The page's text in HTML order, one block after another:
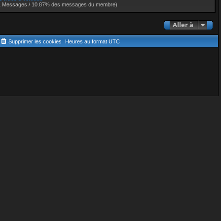
Messages / 10.87% des messages du membre)
Aller à
Heures au format UTC
Supprimer les cookies